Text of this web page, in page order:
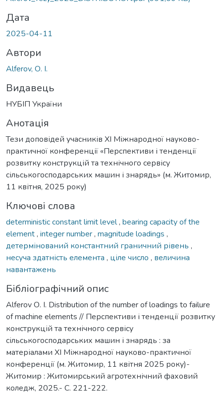
Дата
2025-04-11
Автори
Alferov, О. I.
Видавець
НУБІП України
Анотація
Тези доповідей учасників XI Міжнародної науково-
практичної конференції «Перспективи і тенденції
розвитку конструкцій та технічного сервісу
сільськогосподарських машин і знарядь» (м. Житомир,
11 квітня, 2025 року)
Ключові слова
deterministic constant limit level, bearing capacity of the
element, integer number, magnitude loadings ,
детермінований константний граничний рівень ,
несуча здатність елемента , ціле число , величина
навантажень
Бібліографічний опис
Alferov О. I. Distribution of the number of loadings to failure
of machine elements // Перспективи і тенденції розвитку
конструкцій та технічного сервісу
сільськогосподарських машин і знарядь : за
матеріалами XI Міжнародної науково-практичної
конференції (м. Житомир, 11 квітня 2025 року)-
Житомир : Житомирський агротехнічний фаховий
коледж, 2025.- С. 221-222.